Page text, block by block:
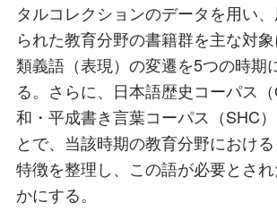
タルコレクションのデータを用い
られた教育分野の書籍群を主な対象
類義語（表現）の変遷を5つの時期
る。さらに、日本語歴史コーパス
和・平成書き言葉コーパス（SHC
とで、当該時期の教育分野におけ
特徴を整理し、この語が必要とさ
かにする。